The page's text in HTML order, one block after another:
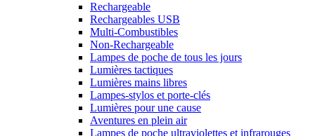
Rechargeable
Rechargeables USB
Multi-Combustibles
Non-Rechargeable
Lampes de poche de tous les jours
Lumières tactiques
Lumières mains libres
Lampes-stylos et porte-clés
Lumières pour une cause
Aventures en plein air
Lampes de poche ultraviolettes et infrarouges